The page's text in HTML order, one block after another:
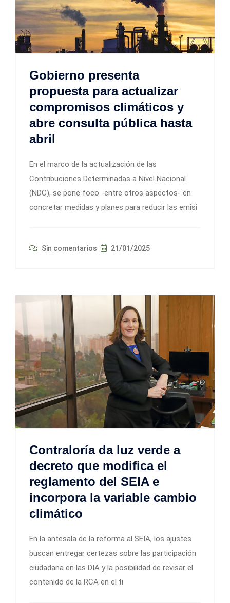
Gobierno presenta
propuesta para actualizar
compromisos climáticos y
abre consulta pública hasta
abril
En el marco de la actualización de las
Contribuciones Determinadas a Nivel Nacional
(NDC), se pone foco -entre otros aspectos- en
concretar medidas y planes para reducir las emisi
Sin comentarios 21/01/2025
Contraloría da luz verde a
decreto que modifica el
reglamento del SEIA e
incorpora la variable cambio
climático
En la antesala de la reforma al SEIA, los ajustes
buscan entregar certezas sobre las participación
ciudadana en las DIA y la posibilidad de revisar el
contenido de la RCA en el ti